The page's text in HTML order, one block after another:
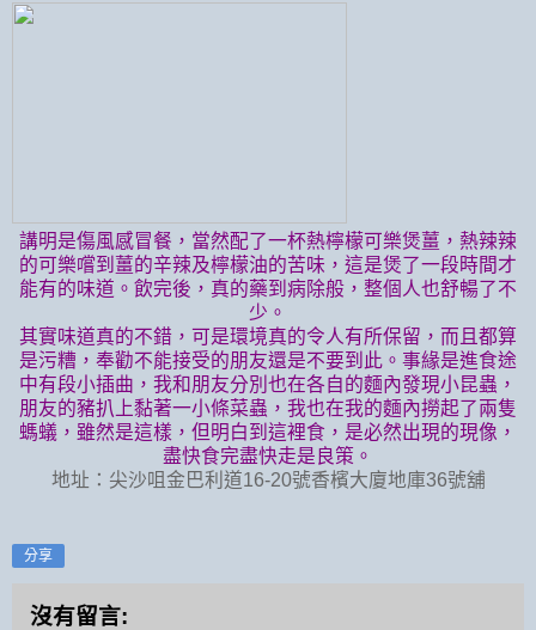
講明是傷風感冒餐，當然配了一杯熱檸檬可樂煲薑，熱辣辣
的可樂嚐到薑的辛辣及檸檬油的苦味，這是煲了一段時間才
能有的味道。飲完後，真的藥到病除般，整個人也舒暢了不
少。
其實味道真的不錯，可是環境真的令人有所保留，而且都算
是污糟，奉勸不能接受的朋友還是不要到此。事緣是進食途
中有段小插曲，我和朋友分別也在各自的麵內發現小昆蟲，
朋友的豬扒上黏著一小條菜蟲，我也在我的麵內撈起了兩隻
螞蟻，雖然是這樣，但明白到這裡食，是必然出現的現像，
盡快食完盡快走是良策。
地址：尖沙咀金巴利道16-20號香檳大廈地庫36號舖
分享
沒有留言: